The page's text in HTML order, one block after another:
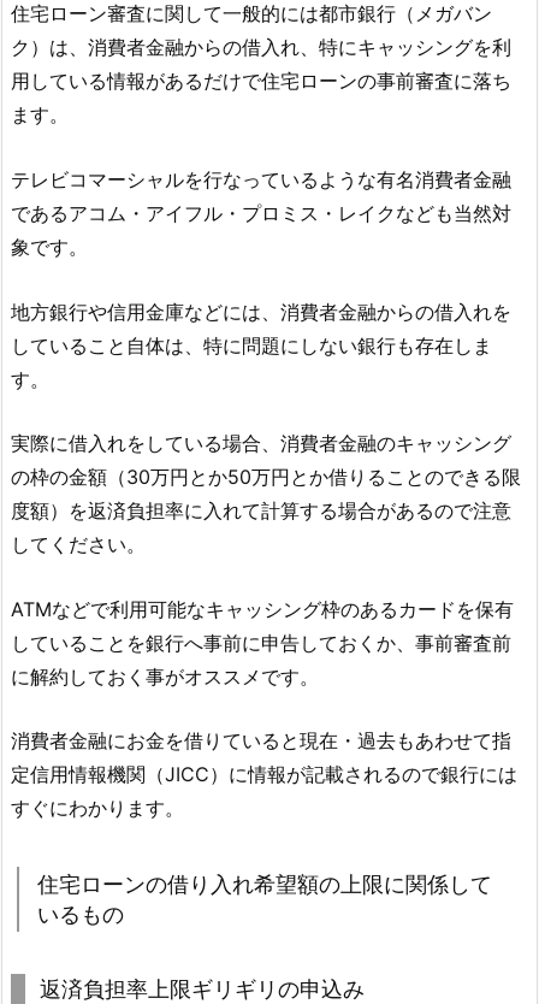
住宅ローン審査に関して一般的には都市銀行（メガバン
ク）は、消費者金融からの借入れ、特にキャッシングを利
用している情報があるだけで住宅ローンの事前審査に落ち
ます。
テレビコマーシャルを行なっているような有名消費者金融
であるアコム・アイフル・プロミス・レイクなども当然対
象です。
地方銀行や信用金庫などには、消費者金融からの借入れを
していること自体は、特に問題にしない銀行も存在しま
す。
実際に借入れをしている場合、消費者金融のキャッシング
の枠の金額（30万円とか50万円とか借りることのできる限
度額）を返済負担率に入れて計算する場合があるので注意
してください。
ATMなどで利用可能なキャッシング枠のあるカードを保有
していることを銀行へ事前に申告しておくか、事前審査前
に解約しておく事がオススメです。
消費者金融にお金を借りていると現在・過去もあわせて指
定信用情報機関（JICC）に情報が記載されるので銀行には
すぐにわかります。
住宅ローンの借り入れ希望額の上限に関係して
いるもの
返済負担率上限ギリギリの申込み